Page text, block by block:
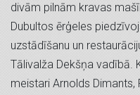
divām pilnām kravas
Dubultos ērģeles
uzstādīšanu un
Tālivalža Dekšņa vadībā.
meistari Arnolds